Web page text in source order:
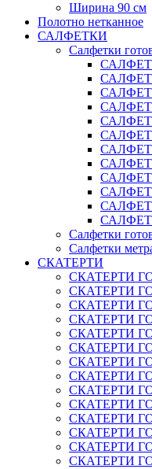
Ширина 90 см
Полотно нетканное
САЛФЕТКИ
Салфетки
Салфетки
Салфетки
СКАТЕРТИ
СКАТЕРТИ
СКАТЕРТИ
СКАТЕРТИ
СКАТЕРТИ
СКАТЕРТИ
СКАТЕРТИ
СКАТЕРТИ
СКАТЕРТИ
СКАТЕРТИ
СКАТЕРТИ
СКАТЕРТИ
СКАТЕРТИ
СКАТЕРТИ
СКАТЕРТИ